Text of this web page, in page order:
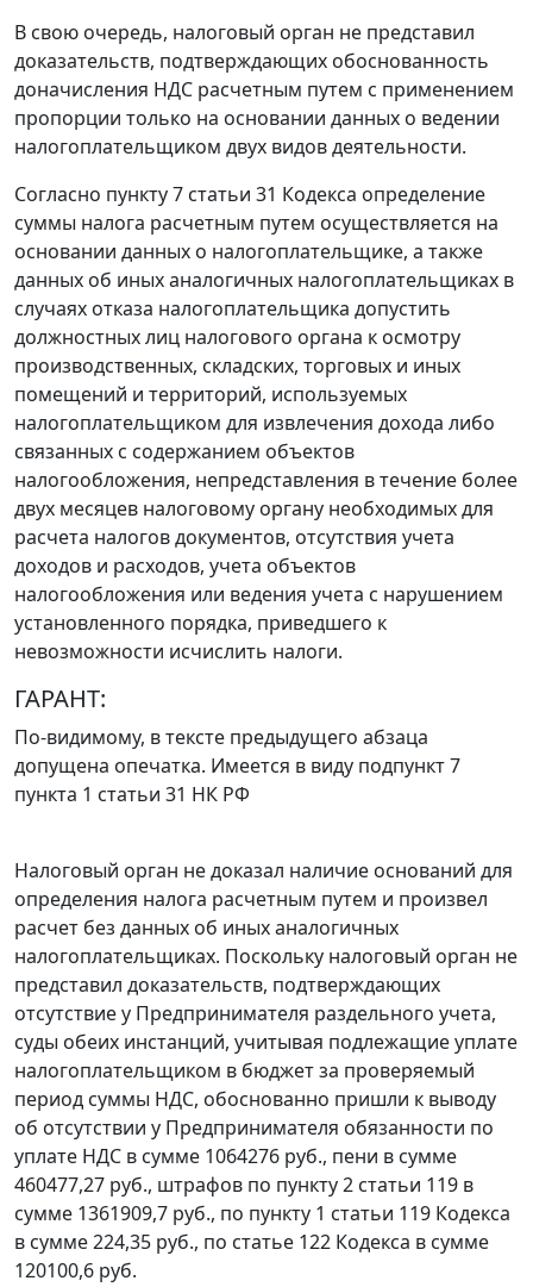
В свою очередь, налоговый орган не представил
доказательств, подтверждающих обоснованность
доначисления НДС расчетным путем с применением
пропорции только на основании данных о ведении
налогоплательщиком двух видов деятельности.
Согласно пункту 7 статьи 31 Кодекса определение
суммы налога расчетным путем осуществляется на
основании данных о налогоплательщике, а также
данных об иных аналогичных налогоплательщиках в
случаях отказа налогоплательщика допустить
должностных лиц налогового органа к осмотру
производственных, складских, торговых и иных
помещений и территорий, используемых
налогоплательщиком для извлечения дохода либо
связанных с содержанием объектов
налогообложения, непредставления в течение более
двух месяцев налоговому органу необходимых для
расчета налогов документов, отсутствия учета
доходов и расходов, учета объектов
налогообложения или ведения учета с нарушением
установленного порядка, приведшего к
невозможности исчислить налоги.
ГАРАНТ:
По-видимому, в тексте предыдущего абзаца
допущена опечатка. Имеется в виду подпункт 7
пункта 1 статьи 31 НК РФ
Налоговый орган не доказал наличие оснований для
определения налога расчетным путем и произвел
расчет без данных об иных аналогичных
налогоплательщиках. Поскольку налоговый орган не
представил доказательств, подтверждающих
отсутствие у Предпринимателя раздельного учета,
суды обеих инстанций, учитывая подлежащие уплате
налогоплательщиком в бюджет за проверяемый
период суммы НДС, обоснованно пришли к выводу
об отсутствии у Предпринимателя обязанности по
уплате НДС в сумме 1064276 руб., пени в сумме
460477,27 руб., штрафов по пункту 2 статьи 119 в
сумме 1361909,7 руб., по пункту 1 статьи 119 Кодекса
в сумме 224,35 руб., по статье 122 Кодекса в сумме
120100,6 руб.